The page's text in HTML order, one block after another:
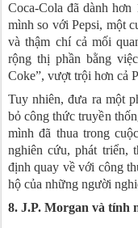
Coca-Cola đã dành
mình so với Pepsi, một
và thậm chí cả mối
rộng thị phần bằng
Coke”, vượt trội hơn cả
Tuy nhiên, đưa ra một
bỏ công thức truyền
mình đã thua trong
nghiên cứu, phát triển,
định quay về với công
hộ của những người
8. J.P. Morgan và tính